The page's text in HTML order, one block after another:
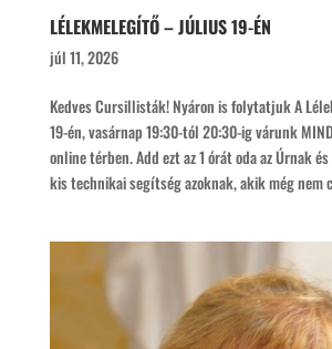
LÉLEKMELEGÍTŐ – JÚLIUS 19-ÉN
júl 11, 2026
Kedves Cursillisták! Nyáron is folytatjuk A
19-én, vasárnap 19:30-tól 20:30-ig várunk
online térben. Add ezt az 1 órát oda az Úrnak
kis technikai segítség azoknak, akik még nem